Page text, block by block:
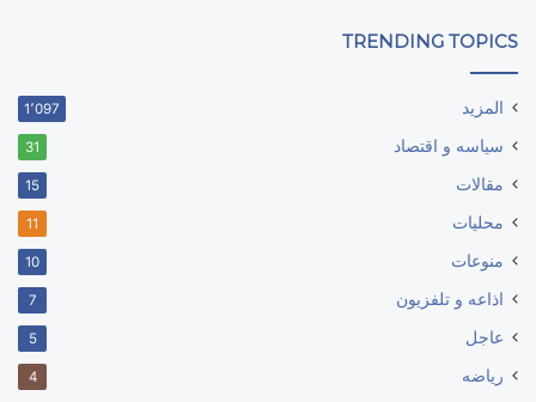
TRENDING TOPICS
المزيد 1٬097
سياسه و اقتصاد 31
مقالات 15
محليات 11
منوعات 10
اذاعه و تلفزيون 7
عاجل 5
رياضه 4